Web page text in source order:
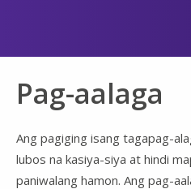
Mga Pangunahing
tungkol sa Hospice
Ang aming mga Serbisyo
Healthcare Professionals
Pag-aalaga
Ang pagiging isang tagapag-
lubos na kasiya-siya at hindi
paniwalang hamon. Ang pag-